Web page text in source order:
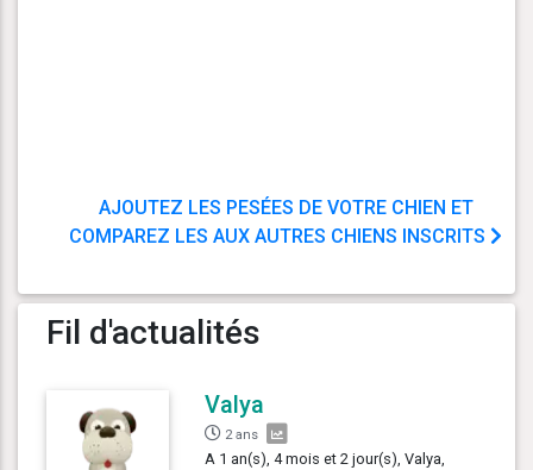
AJOUTEZ LES PESÉES DE VOTRE CHIEN ET
COMPAREZ LES AUX AUTRES CHIENS INSCRITS
Fil d'actualités
Valya
2 ans
A 1 an(s), 4 mois et 2 jour(s), Valya,